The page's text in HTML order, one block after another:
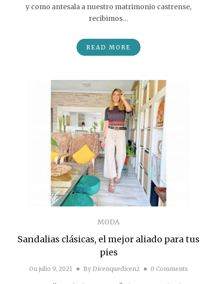
y como antesala a nuestro matrimonio castrense,
recibimos…
READ MORE
MODA
Sandalias clásicas, el mejor aliado para tus
pies
On julio 9, 2021 By Dicenquedicen2 0 Comments